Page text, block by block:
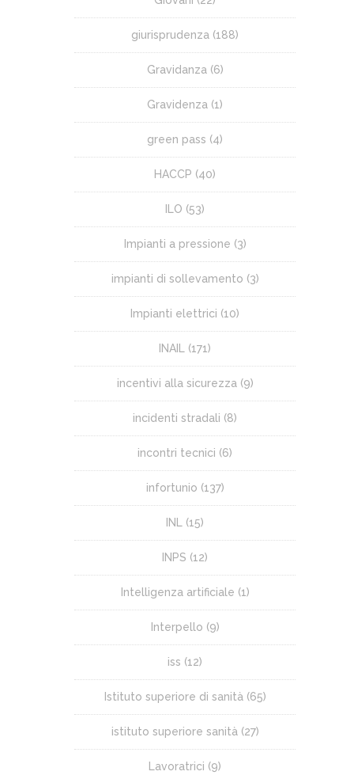
giurisprudenza (188)
Gravidanza (6)
Gravidenza (1)
green pass (4)
HACCP (40)
ILO (53)
Impianti a pressione (3)
impianti di sollevamento (3)
Impianti elettrici (10)
INAIL (171)
incentivi alla sicurezza (9)
incidenti stradali (8)
incontri tecnici (6)
infortunio (137)
INL (15)
INPS (12)
Intelligenza artificiale (1)
Interpello (9)
iss (12)
Istituto superiore di sanità (65)
istituto superiore sanità (27)
Lavoratrici (9)